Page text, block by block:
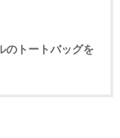
のトートバッグを